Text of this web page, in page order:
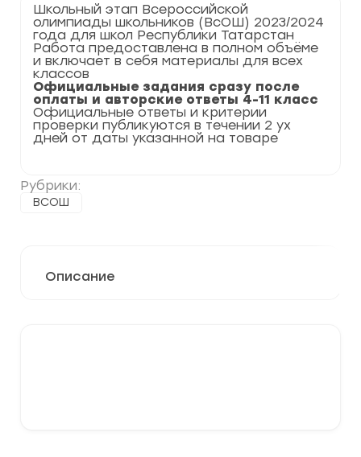
Школьный этап Всероссийской
олимпиады школьников (ВсОШ) 2023/2024
года для школ Республики Татарстан
Работа предоставлена в полном объёме
и включает в себя материалы для всех
классов
Официальные задания сразу после
оплаты и авторские ответы 4-11 класс
Официальные ответы и критерии
проверки публикуются в течении 2 ух
дней от даты указанной на товаре
Рубрики:
ВСОШ
2023-
2024
г.
Республика
Татарстан
16
регион
Описание